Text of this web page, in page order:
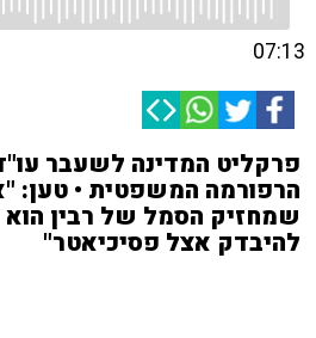
07:13
פרקליט המדינה לשעבר
הרפורמה המשפטית • טען:
שמחזיק הסמל של רבין הוא
להיבדק אצל פסיכיאטר"